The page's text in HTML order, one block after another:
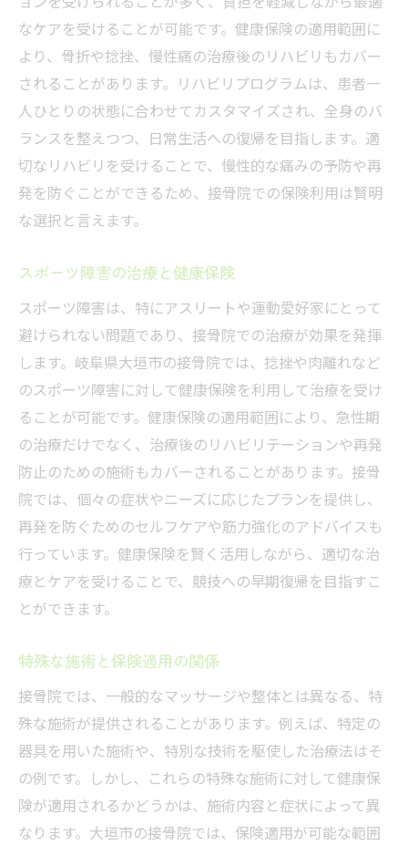
なケアを受けることが可能です。健康保険の適用範囲に
より、骨折や捻挫、慢性痛の治療後のリハビリもカバー
されることがあります。リハビリプログラムは、患者一
人ひとりの状態に合わせてカスタマイズされ、全身のバ
ランスを整えつつ、日常生活への復帰を目指します。適
切なリハビリを受けることで、慢性的な痛みの予防や再
発を防ぐことができるため、接骨院での保険利用は賢明
な選択と言えます。
スポーツ障害の治療と健康保険
スポーツ障害は、特にアスリートや運動愛好家にとって
避けられない問題であり、接骨院での治療が効果を発揮
します。岐阜県大垣市の接骨院では、捻挫や肉離れなど
のスポーツ障害に対して健康保険を利用して治療を受け
ることが可能です。健康保険の適用範囲により、急性期
の治療だけでなく、治療後のリハビリテーションや再発
防止のための施術もカバーされることがあります。接骨
院では、個々の症状やニーズに応じたプランを提供し、
再発を防ぐためのセルフケアや筋力強化のアドバイスも
行っています。健康保険を賢く活用しながら、適切な治
療とケアを受けることで、競技への早期復帰を目指すこ
とができます。
特殊な施術と保険適用の関係
接骨院では、一般的なマッサージや整体とは異なる、特
殊な施術が提供されることがあります。例えば、特定の
器具を用いた施術や、特別な技術を駆使した治療法はそ
の例です。しかし、これらの特殊な施術に対して健康保
険が適用されるかどうかは、施術内容と症状によって異
なります。大垣市の接骨院では、保険適用が可能な範囲